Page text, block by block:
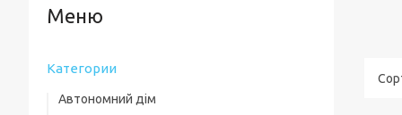
Категории
Автономний дім